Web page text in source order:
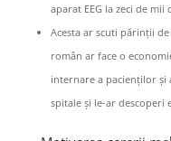
aparat EEG la zeci de mii
Acesta ar scuti părinții
român ar face o
internare a pacienților și
spitale și le-ar descoperi